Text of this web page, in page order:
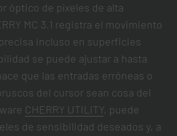
óptico de píxeles de alta
MC 3.1 registra el movimiento
incluso en superficies
se puede ajustar a hasta
que las entradas erróneas o
del cursor sean cosa del
CHERRY UTILITY, puede
de sensibilidad deseados y, a